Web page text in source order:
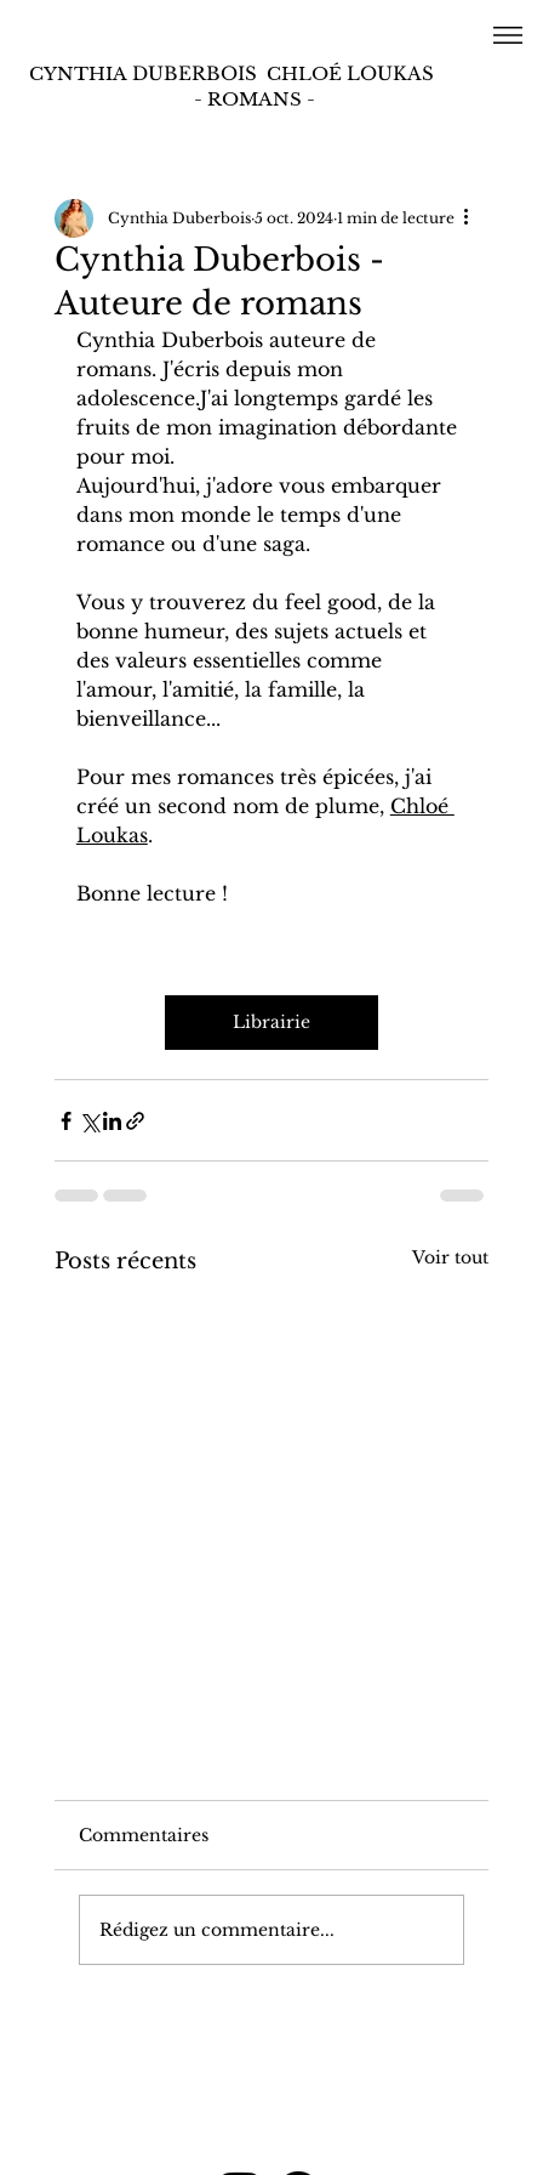
CYNTHIA DUBERBOIS CHLOÉ LOUKAS
- ROMANS -
Cynthia Duberbois -
Auteure de romans
Cynthia Duberbois 5 oct. 2024 1 min de lecture
Cynthia Duberbois auteure de
romans. J'écris depuis mon
adolescence.J'ai longtemps gardé les
fruits de mon imagination débordante
pour moi.
Aujourd'hui, j'adore vous embarquer
dans mon monde le temps d'une
romance ou d'une saga.
Vous y trouverez du feel good, de la
bonne humeur, des sujets actuels et
des valeurs essentielles comme
l'amour, l'amitié, la famille, la
bienveillance...
Pour mes romances très épicées, j'ai
créé un second nom de plume, Chloé
Loukas.
Bonne lecture !
Librairie
Posts récents Voir tout
Commentaires
Rédigez un commentaire...